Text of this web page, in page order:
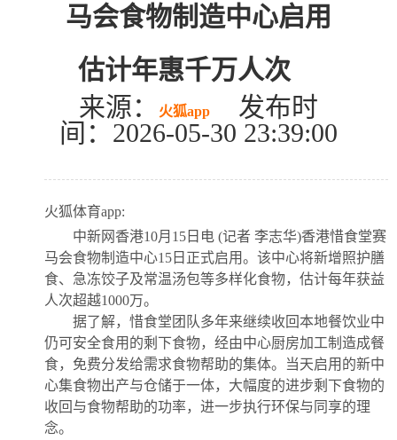
马会食物制造中心启用
估计年惠千万人次
来源：
火狐app
发布时
间：2026-05-30 23:39:00
火狐体育app:
中新网香港10月15日电 (记者 李志华)香港惜食堂赛
马会食物制造中心15日正式启用。该中心将新增照护膳
食、急冻饺子及常温汤包等多样化食物，估计每年获益
人次超越1000万。
据了解，惜食堂团队多年来继续收回本地餐饮业中
仍可安全食用的剩下食物，经由中心厨房加工制造成餐
食，免费分发给需求食物帮助的集体。当天启用的新中
心集食物出产与仓储于一体，大幅度的进步剩下食物的
收回与食物帮助的功率，进一步执行环保与同享的理
念。